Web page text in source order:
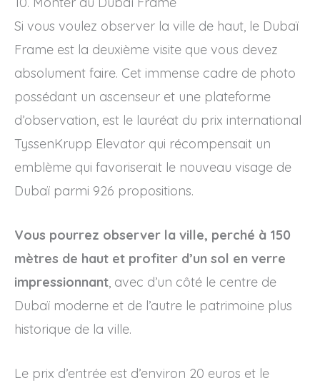
Si vous voulez observer la ville de haut, le Dubaï
Frame est la deuxième visite que vous devez
absolument faire. Cet immense cadre de photo
possédant un ascenseur et une plateforme
d’observation, est le lauréat du prix international
TyssenKrupp Elevator qui récompensait un
emblème qui favoriserait le nouveau visage de
Dubaï parmi 926 propositions.
Vous pourrez observer la ville, perché à 150
mètres de haut et profiter d’un sol en verre
impressionnant, avec d’un côté le centre de
Dubaï moderne et de l’autre le patrimoine plus
historique de la ville.
Le prix d’entrée est d’environ 20 euros et le